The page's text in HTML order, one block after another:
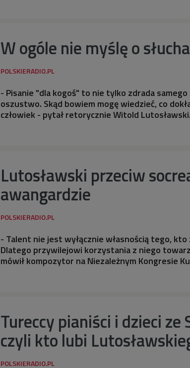
W ogóle nie myślę o
- Pisanie "dla kogoś" to nie tylko zdrada
oszustwo. Skąd bowiem mogę wiedzieć, co
człowiek - pytał retorycznie Witold Lutosławski.
Lutosławski przeciw
awangardzie
- Talent nie jest wyłącznie własnością tego,
Dlatego przywilejowi korzystania z niego
mówił kompozytor na Niezależnym Kongresie
Tureccy pianiści i dzieci
czyli kto lubi